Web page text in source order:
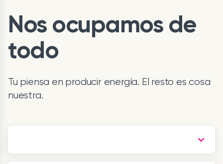
Nos ocupamos de
todo
Tu piensa en producir energía. El resto es cosa
nuestra.